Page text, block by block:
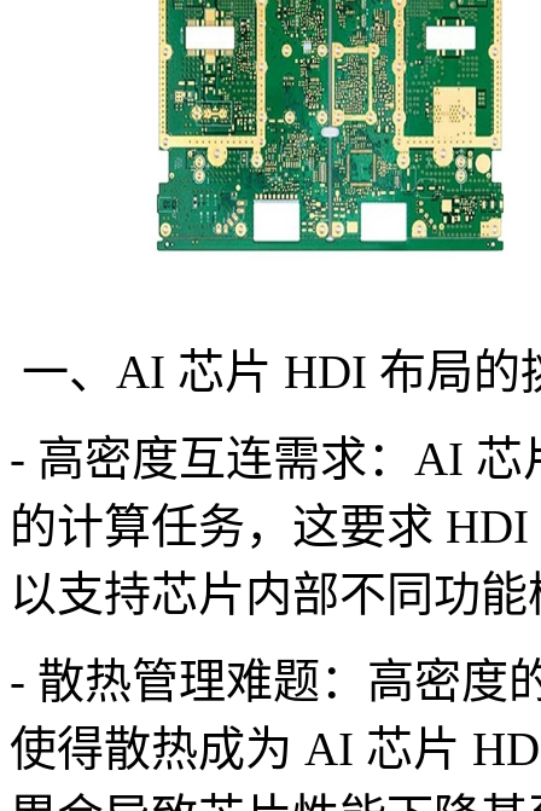
一、AI 芯片 HDI 布局的
- 高密度互连需求：AI
的计算任务，这要求
以支持芯片内部不同功
- 散热管理难题：高密度
使得散热成为 AI 芯片